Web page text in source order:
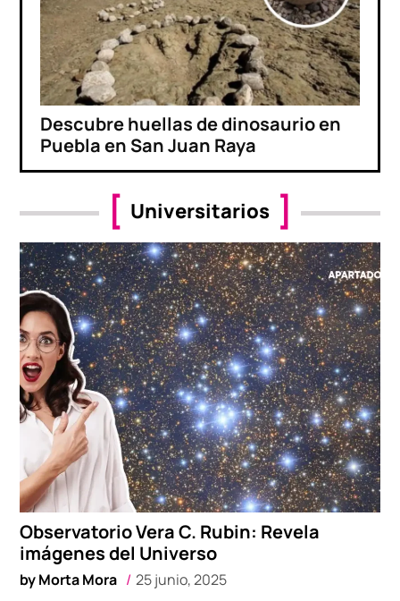
Descubre huellas de dinosaurio en
Puebla en San Juan Raya
Universitarios
Observatorio Vera C. Rubin: Revela
imágenes del Universo
byMorta Mora 25 junio, 2025